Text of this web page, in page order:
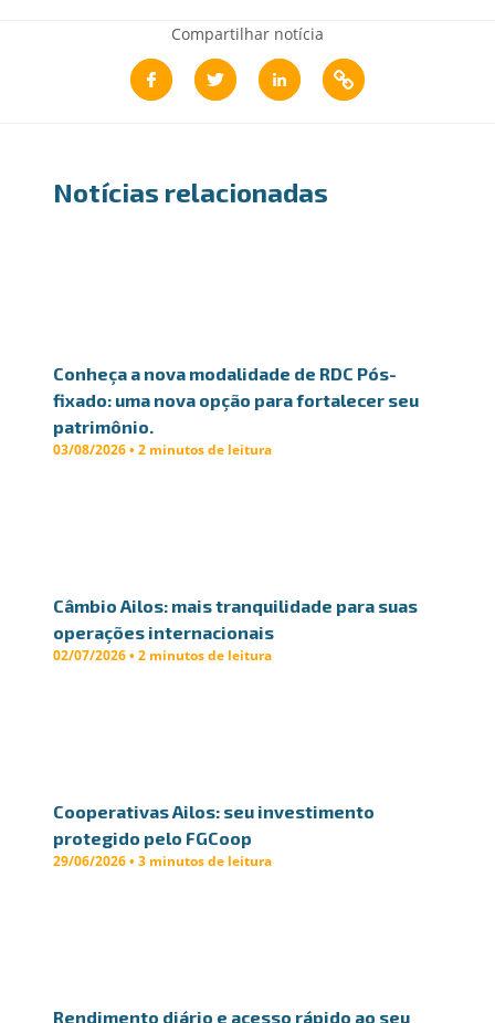
Compartilhar notícia
Notícias relacionadas
Conheça a nova modalidade de RDC Pós-
fixado: uma nova opção para fortalecer seu
patrimônio.
03/08/2026 • 2 minutos de leitura
Câmbio Ailos: mais tranquilidade para suas
operações internacionais
02/07/2026 • 2 minutos de leitura
Cooperativas Ailos: seu investimento
protegido pelo FGCoop
29/06/2026 • 3 minutos de leitura
Rendimento diário e acesso rápido ao seu